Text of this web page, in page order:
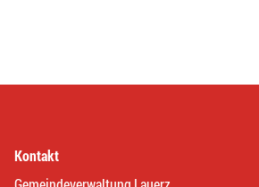
Kontakt